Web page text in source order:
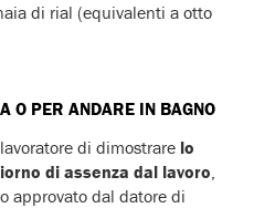
di rial (equivalenti a otto
O PER ANDARE IN BAGNO
di dimostrare lo
di assenza dal lavoro,
approvato dal datore di